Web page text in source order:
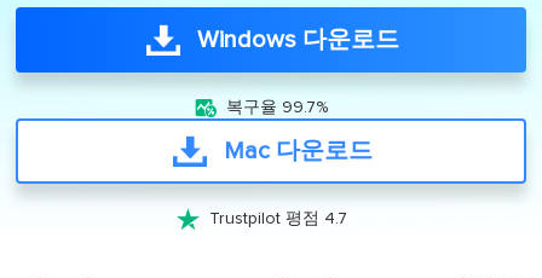
Windows 다운로드
 복구율 99.7%
Mac 다운로드
 Trustpilot 평점 4.7